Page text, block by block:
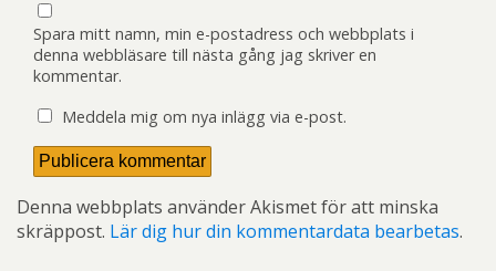
Spara mitt namn, min e-postadress och webbplats i
denna webbläsare till nästa gång jag skriver en
kommentar.
Meddela mig om nya inlägg via e-post.
Denna webbplats använder Akismet för att minska
skräppost. Lär dig hur din kommentardata bearbetas.